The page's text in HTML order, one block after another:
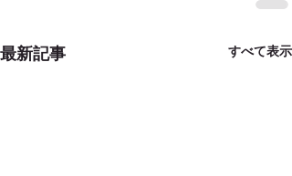
最新記事 すべて表示